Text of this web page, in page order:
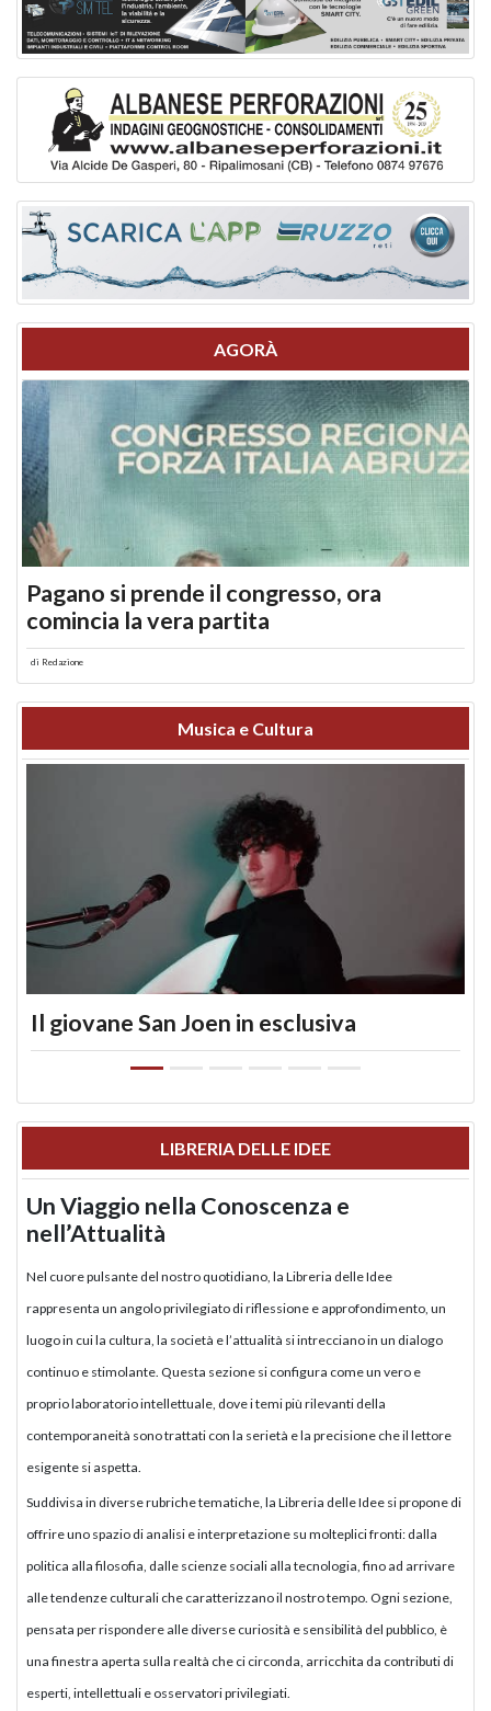
AGORÀ
Pagano si prende il congresso, ora
comincia la vera partita
di Redazione
Musica e Cultura
Il giovane San Joen in esclusiva
LIBRERIA DELLE IDEE
Un Viaggio nella Conoscenza e
nell’Attualità
Nel cuore pulsante del nostro quotidiano, la Libreria delle Idee
rappresenta un angolo privilegiato di riflessione e approfondimento, un
luogo in cui la cultura, la società e l’attualità si intrecciano in un dialogo
continuo e stimolante. Questa sezione si configura come un vero e
proprio laboratorio intellettuale, dove i temi più rilevanti della
contemporaneità sono trattati con la serietà e la precisione che il lettore
esigente si aspetta.
Suddivisa in diverse rubriche tematiche, la Libreria delle Idee si propone di
offrire uno spazio di analisi e interpretazione su molteplici fronti: dalla
politica alla filosofia, dalle scienze sociali alla tecnologia, fino ad arrivare
alle tendenze culturali che caratterizzano il nostro tempo. Ogni sezione,
pensata per rispondere alle diverse curiosità e sensibilità del pubblico, è
una finestra aperta sulla realtà che ci circonda, arricchita da contributi di
esperti, intellettuali e osservatori privilegiati.